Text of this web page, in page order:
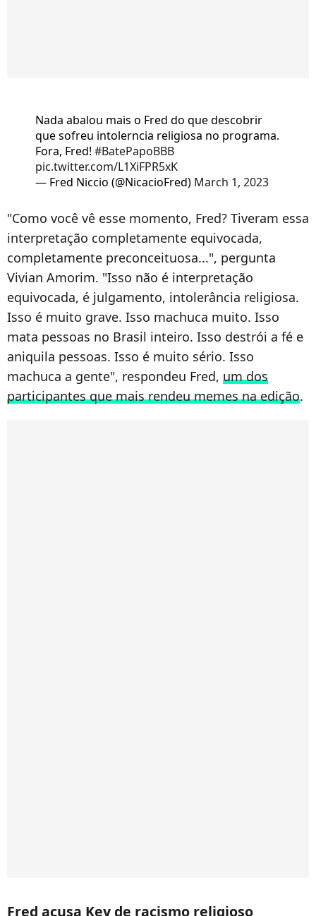
Nada abalou mais o Fred do que descobrir
que sofreu intolerncia religiosa no programa.
Fora, Fred! #BatePapoBBB
pic.twitter.com/L1XiFPR5xK
— Fred Niccio (@NicacioFred) March 1, 2023
"Como você vê esse momento, Fred? Tiveram essa
interpretação completamente equivocada,
completamente preconceituosa...", pergunta
Vivian Amorim. "Isso não é interpretação
equivocada, é julgamento, intolerância religiosa.
Isso é muito grave. Isso machuca muito. Isso
mata pessoas no Brasil inteiro. Isso destrói a fé e
aniquila pessoas. Isso é muito sério. Isso
machuca a gente", respondeu Fred, um dos
participantes que mais rendeu memes na edição.
Fred acusa Key de racismo religioso